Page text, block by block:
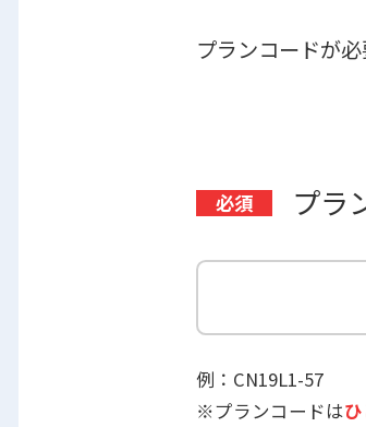
プランコードが
プラ
例：CN19L1-57
※プランコードは